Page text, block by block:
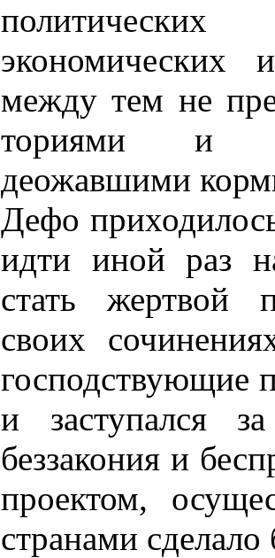
политических
экономических
между тем не
ториями и
деожавшими
Дефо
идти иной раз
стать жертвой
своих
господствующие
и заступался
беззакония и
проектом,
странами